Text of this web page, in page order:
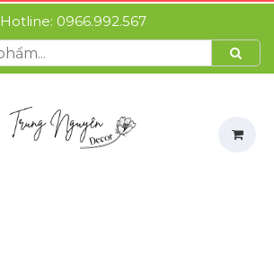
Hotline: 0966.992.567